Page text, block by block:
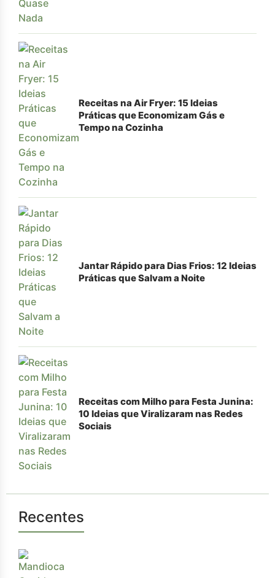
Receitas na Air Fryer: 15 Ideias
Práticas que Economizam Gás e
Tempo na Cozinha
Jantar Rápido para Dias Frios: 12 Ideias
Práticas que Salvam a Noite
Receitas com Milho para Festa Junina:
10 Ideias que Viralizaram nas Redes
Sociais
Recentes